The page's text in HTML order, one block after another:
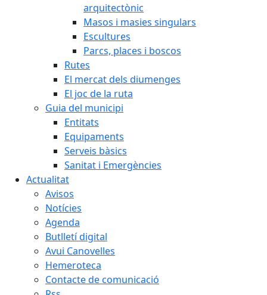
arquitectònic
Masos i masies singulars
Escultures
Parcs, places i boscos
Rutes
El mercat dels diumenges
El joc de la ruta
Guia del municipi
Entitats
Equipaments
Serveis bàsics
Sanitat i Emergències
Actualitat
Avisos
Notícies
Agenda
Butlletí digital
Avui Canovelles
Hemeroteca
Contacte de comunicació